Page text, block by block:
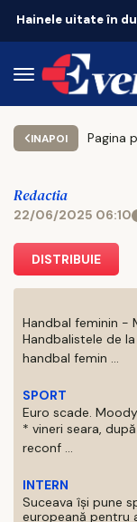
Hainele uitate în
INAPOI Pagina
Redactia
22/06/2025 06:10
DISTRIBUIE
Handbal feminin -
Handbalistele de
handbal femin ...
SPORT
Euro scade.
* vineri seara,
reconf ...
INTERN
Suceava își pune
europeană pentru